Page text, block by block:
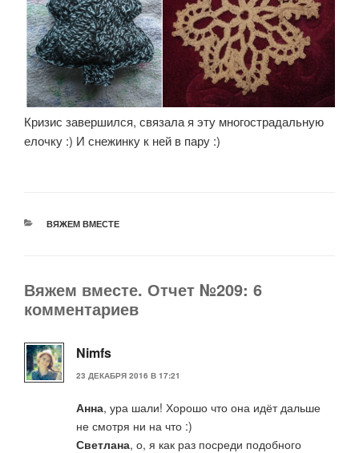
Кризис завершился, связала я эту многострадальную
елочку :) И снежинку к ней в пару :)
РУБРИКИ
ВЯЖЕМ ВМЕСТЕ
Вяжем вместе. Отчет №209: 6
комментариев
Nimfs
23 ДЕКАБРЯ 2016 В 17:21
Анна, ура шали! Хорошо что она идёт дальше
не смотря ни на что :)
Светлана, о, я как раз посреди подобного